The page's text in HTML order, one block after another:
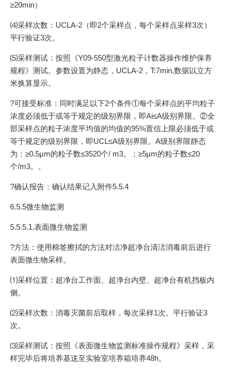
≥20min）
⑷采样次数：UCLA-2（即2个采样点，每个采样点采样3次）
平行验证3次。
⑸采样测试：按照《Y09-550型激光粒子计数器操作维护保养
规程》测试。参数设置为静态，UCLA-2，T:7min,数据以立方
米换算显示。
?可接受标准：同时满足以下2个条件①每个采样点的平均粒子
浓度必须低于或等于规定的级别界限，即Ai≤A级别界限。②全
部采样点的粒子浓度平均值的均值的95%置信上限必须低于或
等于规定的级别界限，即UCL≤A级别界限。A级别界限静态
为：≥0.5μm的粒子数≤3520个/ m3。；≥5μm的粒子数≤20
个/m3。。
?确认报告：确认结果记入附件5.5.4
6.5.5微生物监测
5.5.5.1.表面微生物监测
?方法：使用棉签擦拭的方法对洁净超净台清洁消毒前后进行
表面微生物采样。
⑴采样位置：超净台工作面、超净台内壁、超净台有机挡板内
侧。
⑵采样次数：消毒灭菌前后取样，每次采样1次。平行验证3
次。
⑶采样测试：按照《表面微生物监测标准操作规程》采样，采
样完毕后将培养基送至实验室培养箱培养48h。